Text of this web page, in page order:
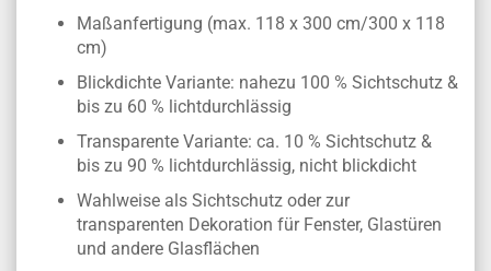
Maßanfertigung (max. 118 x 300 cm/300 x 118
cm)
Blickdichte Variante: nahezu 100 % Sichtschutz &
bis zu 60 % lichtdurchlässig
Transparente Variante: ca. 10 % Sichtschutz &
bis zu 90 % lichtdurchlässig, nicht blickdicht
Wahlweise als Sichtschutz oder zur
transparenten Dekoration für Fenster, Glastüren
und andere Glasflächen